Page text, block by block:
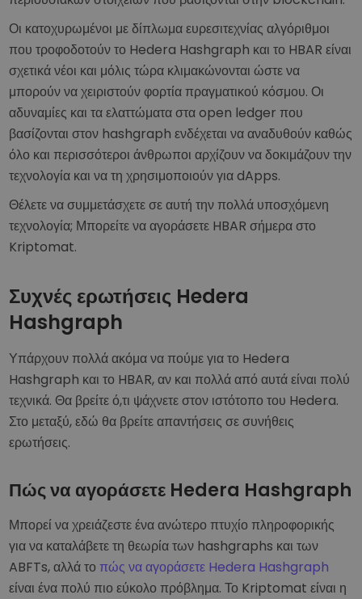
Οι κατοχυρωμένοι με δίπλωμα ευρεσιτεχνίας αλγόριθμοι
που τροφοδοτούν το Hedera Hashgraph και το HBAR είναι
σχετικά νέοι και μόλις τώρα κλιμακώνονται ώστε να
μπορούν να χειριστούν φορτία πραγματικού κόσμου. Οι
αδυναμίες και τα ελαττώματα στα open ledger που
βασίζονται στον hashgraph ενδέχεται να αναδυθούν καθώς
όλο και περισσότεροι άνθρωποι αρχίζουν να δοκιμάζουν την
τεχνολογία και να τη χρησιμοποιούν για dApps.
Θέλετε να συμμετάσχετε σε αυτή την πολλά υποσχόμενη
τεχνολογία; Μπορείτε να αγοράσετε HBAR σήμερα στο
Kriptomat.
Συχνές ερωτήσεις Hedera
Hashgraph
Υπάρχουν πολλά ακόμα να πούμε για το Hedera
Hashgraph και το HBAR, αν και πολλά από αυτά είναι πολύ
τεχνικά. Θα βρείτε ό,τι ψάχνετε στον ιστότοπο του Hedera.
Στο μεταξύ, εδώ θα βρείτε απαντήσεις σε συνήθεις
ερωτήσεις.
Πώς να αγοράσετε Hedera Hashgraph
Μπορεί να χρειάζεστε ένα ανώτερο πτυχίο πληροφορικής
για να καταλάβετε τη θεωρία των hashgraphs και των
ABFTs, αλλά τοπώς να αγοράσετε Hedera Hashgraph
είναι ένα πολύ πιο εύκολο πρόβλημα. Το Kriptomat είναι η